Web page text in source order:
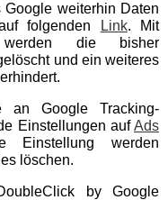
weiterhin Daten
folgenden
Link. Mit
werden die bisher
und ein weiteres
an Google Tracking-
Einstellungen aufAds
Einstellung werden
löschen.
by Google